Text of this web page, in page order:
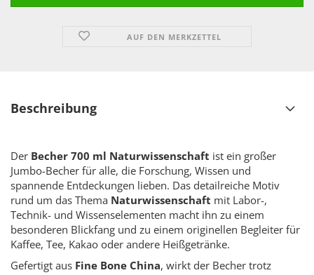
AUF DEN MERKZETTEL
Beschreibung
Der Becher 700 ml Naturwissenschaft ist ein großer
Jumbo-Becher für alle, die Forschung, Wissen und
spannende Entdeckungen lieben. Das detailreiche Motiv
rund um das Thema Naturwissenschaft mit Labor-,
Technik- und Wissenselementen macht ihn zu einem
besonderen Blickfang und zu einem originellen Begleiter für
Kaffee, Tee, Kakao oder andere Heißgetränke.
Gefertigt aus Fine Bone China, wirkt der Becher trotz